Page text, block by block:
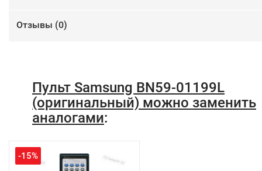
Отзывы (0)
Пульт Samsung BN59-01199L
(оригинальный) можно заменить
аналогами:
-15%